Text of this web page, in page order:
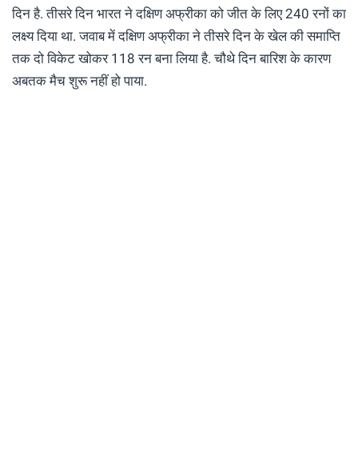
दिन है. तीसरे दिन भारत ने दक्षिण अफ्रीका को जीत के लिए 240 रनों का
लक्ष्य दिया था. जवाब में दक्षिण अफ्रीका ने तीसरे दिन के खेल की समाप्ति
तक दो विकेट खोकर 118 रन बना लिया है. चौथे दिन बारिश के कारण
अबतक मैच शुरू नहीं हो पाया.